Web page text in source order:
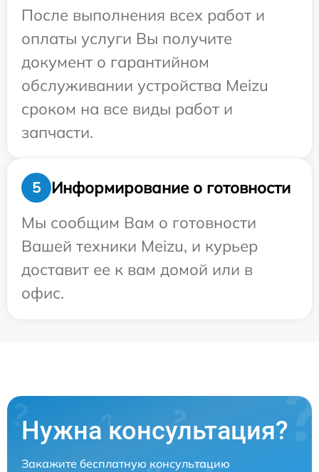
После выполнения всех работ и
оплаты услуги Вы получите
документ о гарантийном
обслуживании устройства Meizu
сроком на все виды работ и
запчасти.
5
Информирование о готовности
Мы сообщим Вам о готовности
Вашей техники Meizu, и курьер
доставит ее к вам домой или в
офис.
Нужна консультация?
Закажите бесплатную консультацию